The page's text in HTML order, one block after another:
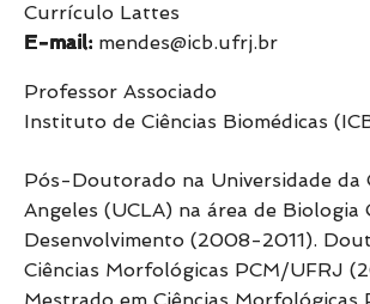
Currículo Lattes
E-mail: mendes@icb.ufrj.br
Professor Associado
Instituto de Ciências Biomédicas
Pós-Doutorado na Universidade da
Angeles (UCLA) na área de Biologia
Desenvolvimento (2008-2011).
Ciências Morfológicas PCM/UFRJ